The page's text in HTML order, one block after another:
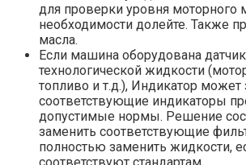
для проверки уровня моторного
необходимости долейте. Также
масла.
Если машина оборудована
технологической жидкости
топливо и т.д.), Индикатор может
соответствующие индикаторы
допустимые нормы. Решение
заменить соответствующие
полностью заменить жидкости,